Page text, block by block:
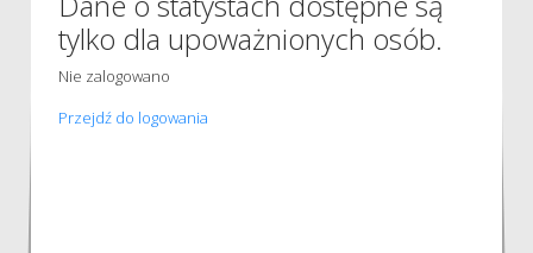
tylko dla upoważnionych osób.
Nie zalogowano
Przejdź do logowania